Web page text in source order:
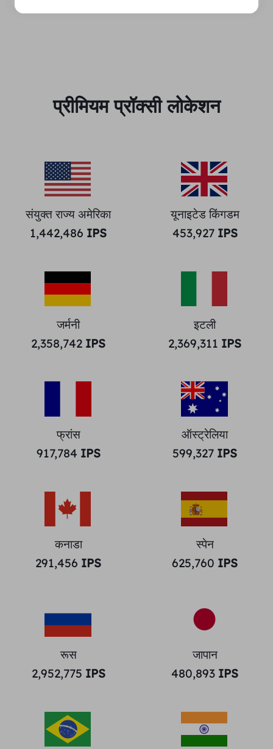
प्रीमियम प्रॉक्सी लोकेशन
संयुक्त राज्य अमेरिका
1,442,486 IPS
यूनाइटेड किंगडम
453,927IPS
जर्मनी
2,358,742 IPS
इटली
2,369,311 IPS
फ्रांस
917,784 IPS
ऑस्ट्रेलिया
599,327 IPS
कनाडा
291,456 IPS
स्पेन
625,760 IPS
रूस
2,952,775 IPS
जापान
480,893 IPS